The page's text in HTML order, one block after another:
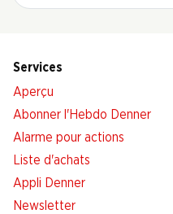
Services
Aperçu
Abonner l'Hebdo Denner
Alarme pour actions
Liste d'achats
Appli Denner
Newsletter